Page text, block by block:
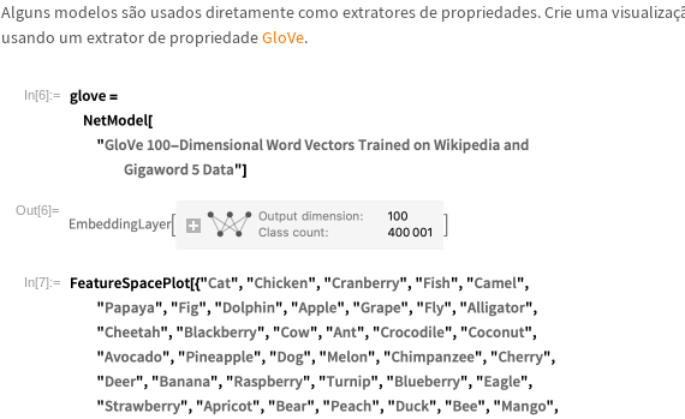
Alguns modelos são usados diretamente como extratores de propriedades. Crie uma visualizaç
usando um extrator de propriedadeGloVe.
In[6]:=
Out[6]=
In[7]:=